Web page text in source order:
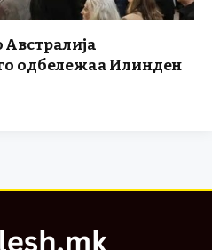
одбележаа Илинден